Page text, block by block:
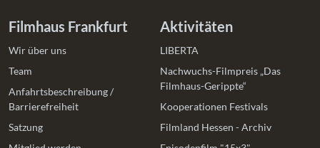
Filmhaus Frankfurt
Wir über uns
Team
Anfahrtsbeschreibung /
Barrierefreiheit
Satzung
Aktivitäten
LIBERTA
Nachwuchs-Filmpreis „Das
Filmhaus-Gerippte“
Kooperationen Festivals
Filmland Hessen - Archiv